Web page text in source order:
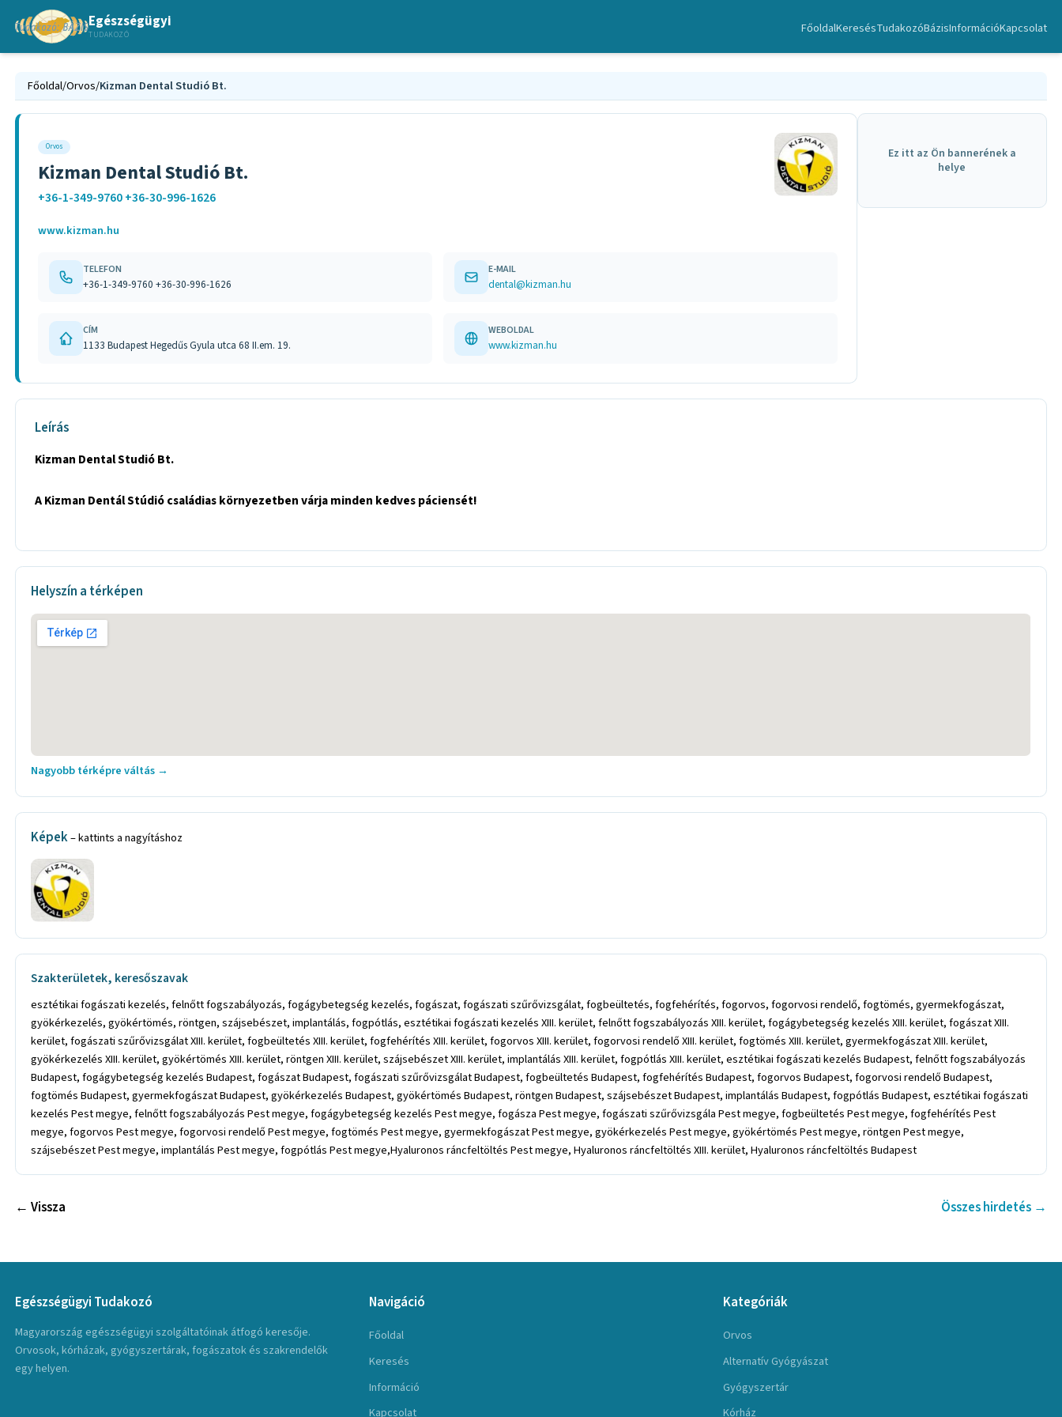
Egészségügyi
TUDAKOZÓ FőoldalKeresésTudakozóBázisInformációKapcsolat
Főoldal/Orvos/Kizman Dental Studió Bt.
Orvos
Kizman Dental Studió Bt.
+36-1-349-9760 +36-30-996-1626
www.kizman.hu
TELEFON
+36-1-349-9760 +36-30-996-1626
E-MAIL
dental@kizman.hu
CÍM
1133 Budapest Hegedűs Gyula utca 68 II.em. 19.
WEBOLDAL
www.kizman.hu
Ez itt az Ön bannerének a
helye
Leírás
Kizman Dental Studió Bt.
A Kizman Dentál Stúdió családias környezetben várja minden kedves páciensét!
Helyszín a térképen
Nagyobb térképre váltás →
Képek– kattints a nagyításhoz
Szakterületek, keresőszavak
esztétikai fogászati kezelés, felnőtt fogszabályozás, fogágybetegség kezelés, fogászat, fogászati szűrővizsgálat, fogbeültetés, fogfehérítés, fogorvos, fogorvosi rendelő, fogtömés, gyermekfogászat,
gyökérkezelés, gyökértömés, röntgen, szájsebészet, implantálás, fogpótlás, esztétikai fogászati kezelés XIII. kerület, felnőtt fogszabályozás XIII. kerület, fogágybetegség kezelés XIII. kerület, fogászat XIII.
kerület, fogászati szűrővizsgálat XIII. kerület, fogbeültetés XIII. kerület, fogfehérítés XIII. kerület, fogorvos XIII. kerület, fogorvosi rendelő XIII. kerület, fogtömés XIII. kerület, gyermekfogászat XIII. kerület,
gyökérkezelés XIII. kerület, gyökértömés XIII. kerület, röntgen XIII. kerület, szájsebészet XIII. kerület, implantálás XIII. kerület, fogpótlás XIII. kerület, esztétikai fogászati kezelés Budapest, felnőtt fogszabályozás
Budapest, fogágybetegség kezelés Budapest, fogászat Budapest, fogászati szűrővizsgálat Budapest, fogbeültetés Budapest, fogfehérítés Budapest, fogorvos Budapest, fogorvosi rendelő Budapest,
fogtömés Budapest, gyermekfogászat Budapest, gyökérkezelés Budapest, gyökértömés Budapest, röntgen Budapest, szájsebészet Budapest, implantálás Budapest, fogpótlás Budapest, esztétikai fogászati
kezelés Pest megye, felnőtt fogszabályozás Pest megye, fogágybetegség kezelés Pest megye, fogásza Pest megye, fogászati szűrővizsgála Pest megye, fogbeültetés Pest megye, fogfehérítés Pest
megye, fogorvos Pest megye, fogorvosi rendelő Pest megye, fogtömés Pest megye, gyermekfogászat Pest megye, gyökérkezelés Pest megye, gyökértömés Pest megye, röntgen Pest megye,
szájsebészet Pest megye, implantálás Pest megye, fogpótlás Pest megye,Hyaluronos ráncfeltöltés Pest megye, Hyaluronos ráncfeltöltés XIII. kerület, Hyaluronos ráncfeltöltés Budapest
← Vissza Összes hirdetés →
Egészségügyi Tudakozó
Magyarország egészségügyi szolgáltatóinak átfogó keresője.
Orvosok, kórházak, gyógyszertárak, fogászatok és szakrendelők
egy helyen.
Navigáció
Főoldal
Keresés
Információ
Kapcsolat
Kategóriák
Orvos
Alternatív Gyógyászat
Gyógyszertár
Kórház